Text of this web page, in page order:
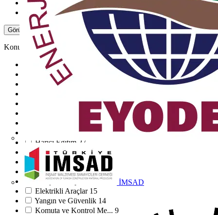
İMSAD
ABB
Brady 1
Görüntüle -3 Daha Fazla Görüntüle Daha Az
Konular
Elektrik Tesisatı
Enerji Dağıtımı ve Y...
Elektrik ve Ölçüm Te...
Kablo bağlantı elema...68
Enerji verimliliği v...43
Akıllı Evler ve Bina...
Harici Eğitim 27
Yenilenebilir Enerji
22
Tasarım Araçları ve...
20
HVAC19
Enerji Prensipleri15
Elektrikli Araçlar 15
Yangın ve Güvenlik 14
Komuta ve Kontrol Me... 9